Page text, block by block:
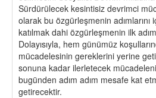
Sürdürülecek kesintisiz devrimci
olarak bu özgürleşmenin
katılmak dahi özgürleşmenin ilk
Dolayısıyla, hem günümüz
mücadelesinin gereklerini yerine
sonuna kadar ilerletecek
bugünden adım adım mesafe kat
getirecektir.